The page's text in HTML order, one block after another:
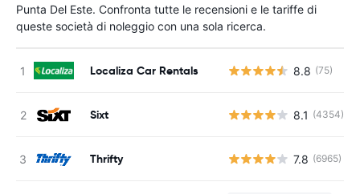
Punta Del Este. Confronta tutte le recensioni e le tariffe di
queste società di noleggio con una sola ricerca.
Localiza Car Rentals 8.8 (75)
Sixt 8.1 (4354)
Thrifty 7.8 (6965)